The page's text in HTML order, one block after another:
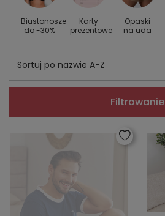
Biustonosze
do -30%
Karty
prezentowe
Opaski
na uda
Sortuj po nazwie A-Z
Filtrowanie